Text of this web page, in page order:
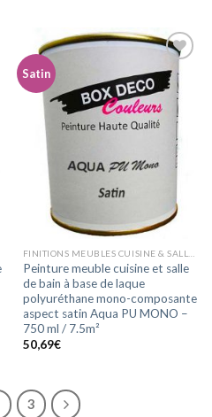
Satin
Ajouter
à la
wishlist
Peinture meuble cuisine et salle
de bain à base de laque
polyuréthane mono-composante
aspect satin Aqua PU MONO –
750 ml / 7.5m²
50,69€
3